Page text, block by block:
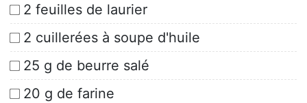
2 feuilles de laurier
2 cuillerées à soupe d'huile
25 g de beurre salé
20 g de farine